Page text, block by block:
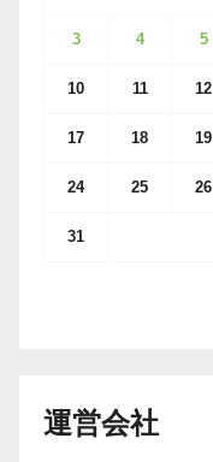
3 4 5
10 11 12
17 18 19
24 25 26
31
運営会社